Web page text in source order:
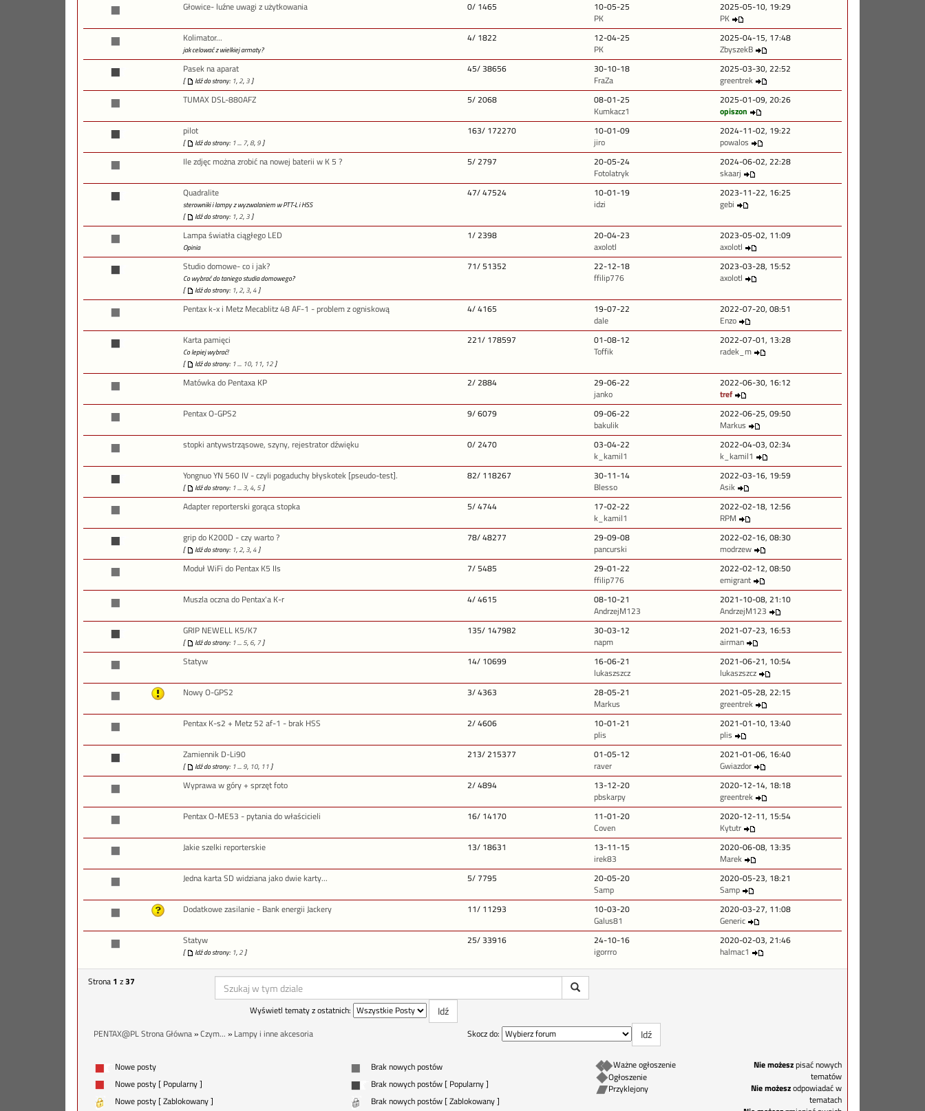
Głowice- luźne uwagi z użytkowania
0/ 1465
10-05-25
PK
2025-05-10, 19:29
PK
Kolimator...
jak celować z wielkiej armaty?
4/ 1822
12-04-25
PK
2025-04-15, 17:48
ZbyszekB
Pasek na aparat
[ Idź do strony: 1,2, 3]
45/ 38656
30-10-18
FraZa
2025-03-30, 22:52
greentrek
TUMAX DSL-880AFZ
5/ 2068
08-01-25
Kumkacz1
2025-01-09, 20:26
opiszon
pilot
[ Idź do strony: 1... 7,8, 9]
163/ 172270
10-01-09
jiro
2024-11-02, 19:22
powalos
Ile zdjęc można zrobić na nowej baterii w K 5 ?
5/ 2797
20-05-24
Fotolatryk
2024-06-02, 22:28
skaarj
Quadralite
sterowniki i lampy z wyzwalaniem w PTT-L i HSS
[
Idź do strony: 1,2, 3]
47/ 47524
10-01-19
idzi
2023-11-22, 16:25
gebi
Lampa światła ciągłego LED
Opinia
1/ 2398
20-04-23
axolotl
2023-05-02, 11:09
axolotl
Studio domowe- co i jak?
Co wybrać do taniego studia domowego?
[
Idź do strony: 1,2, 3, 4]
71/ 51352
22-12-18
ffilip776
2023-03-28, 15:52
axolotl
Pentax k-x i Metz Mecablitz 48 AF-1 - problem z ogniskową 4/ 4165
19-07-22
dale
2022-07-20, 08:51
Enzo
Karta pamięci
Co lepiej wybrać!
[
Idź do strony: 1... 10, 11, 12]
221/ 178597
01-08-12
Toffik
2022-07-01, 13:28
radek_m
Matówka do Pentaxa KP 2/ 2884
29-06-22
janko
2022-06-30, 16:12
tref
Pentax O-GPS2
9/ 6079
09-06-22
bakulik
2022-06-25, 09:50
Markus
stopki antywstrząsowe, szyny, rejestrator dźwięku
0/ 2470
03-04-22
k_kamil1
2022-04-03, 02:34
k_kamil1
Yongnuo YN 560 IV - czyli pogaduchy błyskotek [pseudo-test].
[ Idź do strony: 1... 3, 4,5]
82/ 118267
30-11-14
Blesso
2022-03-16, 19:59
Asik
Adapter reporterski gorąca stopka
5/ 4744
17-02-22
k_kamil1
2022-02-18, 12:56
RPM
grip do K200D - czy warto ?
[ Idź do strony: 1,2, 3, 4]
78/ 48277
29-09-08
pancurski
2022-02-16, 08:30
modrzew
Moduł WiFi do Pentax K5 IIs
7/ 5485
29-01-22
ffilip776
2022-02-12, 08:50
emigrant
Muszla oczna do Pentax'a K-r
4/ 4615
08-10-21
AndrzejM123
2021-10-08, 21:10
AndrzejM123
GRIP NEWELL K5/K7
[ Idź do strony: 1...5, 6, 7]
135/ 147982
30-03-12
napm
2021-07-23, 16:53
airman
Statyw
14/ 10699
16-06-21
lukaszszcz
2021-06-21, 10:54
lukaszszcz
Nowy O-GPS2
3/ 4363
28-05-21
Markus
2021-05-28, 22:15
greentrek
Pentax K-s2 + Metz 52 af-1 - brak HSS
2/ 4606
10-01-21
plis
2021-01-10, 13:40
plis
Zamiennik D-Li90
[ Idź do strony: 1... 9, 10, 11]
213/ 215377
01-05-12
raver
2021-01-06, 16:40
Gwiazdor
Wyprawa w góry + sprzęt foto
2/ 4894
13-12-20
pbskarpy
2020-12-14, 18:18
greentrek
Pentax O-ME53 - pytania do właścicieli
16/ 14170
11-01-20
Coven
2020-12-11, 15:54
Kytutr
Jakie szelki reporterskie
13/ 18631
13-11-15
irek83
2020-06-08, 13:35
Marek
Jedna karta SD widziana jako dwie karty...
5/ 7795
20-05-20
Samp
2020-05-23, 18:21
Samp
Dodatkowe zasilanie - Bank energii Jackery
11/ 11293
10-03-20
Galus81
2020-03-27, 11:08
Generic
Statyw
[ Idź do strony: 1,2]
25/ 33916
24-10-16
igorrro
2020-02-03, 21:46
halmac1
Strona 1 z37
Wyświetl tematy z ostatnich:
PENTAX@PL Strona Główna»Czym... » Lampy i inne akcesoria Skocz do:
Nowe posty
Nowe posty [ Popularny ]
Nowe posty [ Zablokowany ]
Brak nowych postów
Brak nowych postów [ Popularny ]
Brak nowych postów [ Zablokowany ]
Ważne ogłoszenie
Ogłoszenie
Przyklejony
Nie możeszpisać nowych
tematów
Nie możeszodpowiadać w
tematach